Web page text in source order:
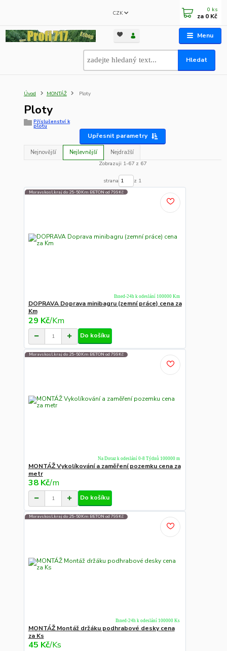
Menu
CZK
Hledat
0 ks
za 0 Kč
Úvod MONTÁŽ Ploty
Ploty
Příslušenství k
plotu
Upřesnit parametry
Nejnovější Nejlevnější
Nejdražší
Zobrazuji 1-67 z 67
strana z 1
Moravskosl.kraj do 25-50Km BETON od 799Kč
DOPRAVA Doprava minibagru (zemní práce) cena za
Km
29 Kč/Km
Ihned-24h k odeslání 100000 Km
Do košíku
Moravskosl.kraj do 25-50Km BETON od 799Kč
MONTÁŽ Vykolíkování a zaměření pozemku cena za
metr
38 Kč/m
Na Dotaz k odeslání 0-8 Týdnů 100000 m
Do košíku
Moravskosl.kraj do 25-50Km BETON od 799Kč
MONTÁŽ Montáž držáku podhrabové desky cena
za Ks
45 Kč/Ks
Ihned-24h k odeslání 100000 Ks